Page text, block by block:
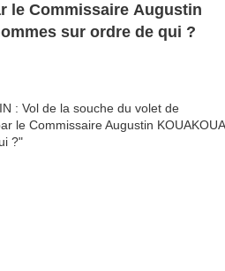
le Commissaire Augustin
sur ordre de qui ?